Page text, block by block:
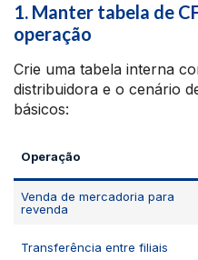
1. Manter tabela de
operação
Crie uma tabela interna
distribuidora e o cenário
básicos:
Operação
Venda de mercadoria para
revenda
Transferência entre filiais